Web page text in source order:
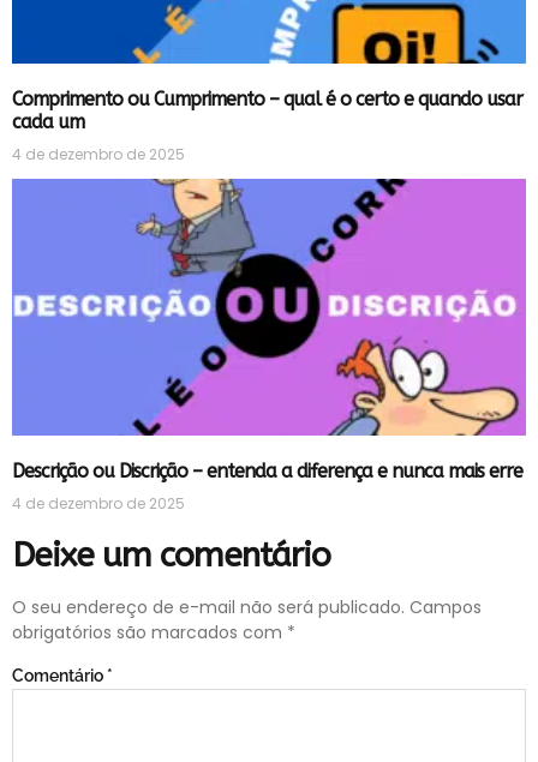
Comprimento ou Cumprimento – qual é o certo e quando usar
cada um
4 de dezembro de 2025
Descrição ou Discrição – entenda a diferença e nunca mais erre
4 de dezembro de 2025
Deixe um comentário
O seu endereço de e-mail não será publicado. Campos
obrigatórios são marcados com *
Comentário *